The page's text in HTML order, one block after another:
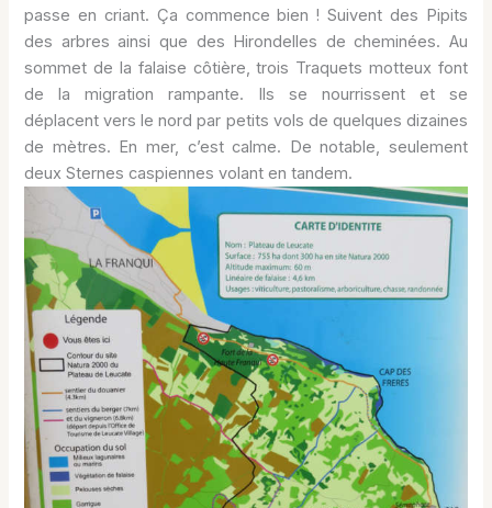
passe en criant. Ça commence bien ! Suivent des Pipits
des arbres ainsi que des Hirondelles de cheminées. Au
sommet de la falaise côtière, trois Traquets motteux font
de la migration rampante. Ils se nourrissent et se
déplacent vers le nord par petits vols de quelques dizaines
de mètres. En mer, c’est calme. De notable, seulement
deux Sternes caspiennes volant en tandem.